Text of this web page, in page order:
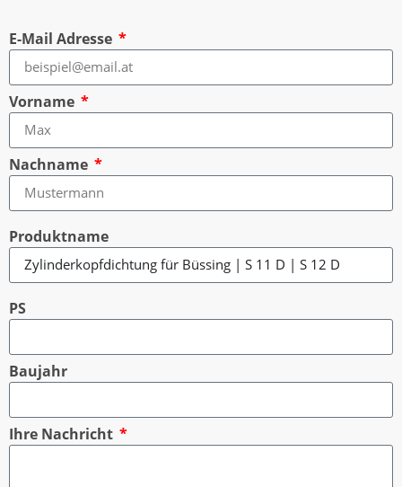
E-Mail Adresse
Vorname
Nachname
Produktname
PS
Baujahr
Ihre Nachricht